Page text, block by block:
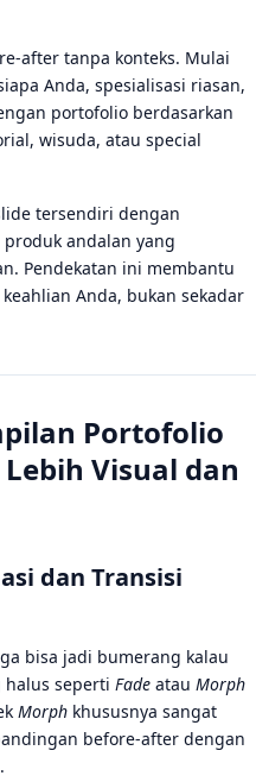
after tanpa konteks. Mulai
Anda, spesialisasi riasan,
portofolio berdasarkan
wisuda, atau special
tersendiri dengan
andalan yang
Pendekatan ini membantu
Anda, bukan sekadar
Portofolio
Visual dan
dan Transisi
bisa jadi bumerang kalau
halus seperti Fade atau Morph
Morph khususnya sangat
before-after dengan